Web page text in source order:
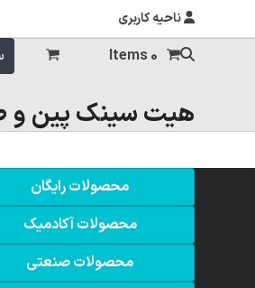
ناحیه کاربری
0 Items
هیت سینک پین و
محصولات رایگان
محصولات آکادمیک
محصولات صنعتی